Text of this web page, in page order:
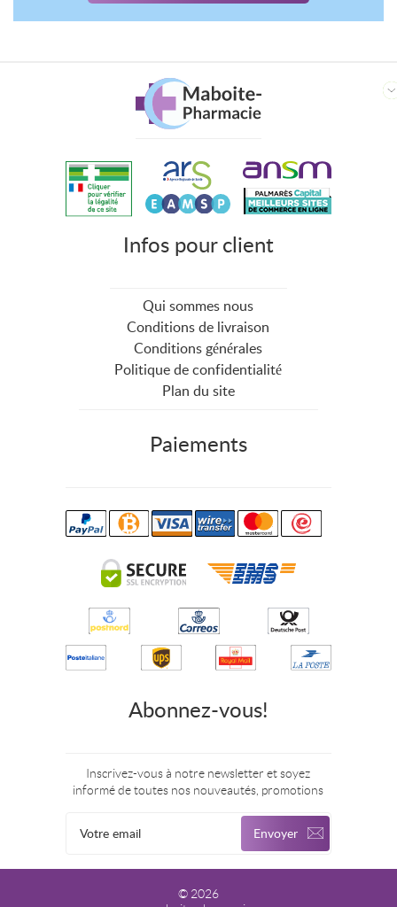
Infos pour client
Qui sommes nous
Conditions de livraison
Conditions générales
Politique de confidentialité
Plan du site
Paiements
Abonnez-vous!
Inscrivez-vous à notre newsletter et soyez
informé de toutes nos nouveautés, promotions
© 2026